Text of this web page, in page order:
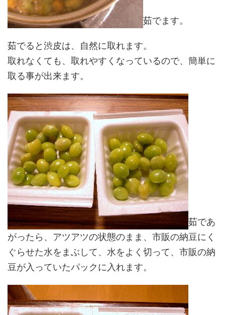
茹でます。
茹でると渋皮は、自然に取れます。
取れなくても、取れやすくなっているので、簡単に
取る事が出来ます。
茹であ
がったら、アツアツの状態のまま、市販の納豆にく
ぐらせた水をまぶして、水をよく切って、市販の納
豆が入っていたパックに入れます。